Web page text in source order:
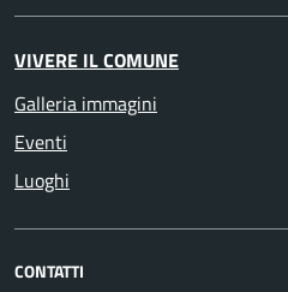
VIVERE IL COMUNE
Galleria immagini
Eventi
Luoghi
CONTATTI